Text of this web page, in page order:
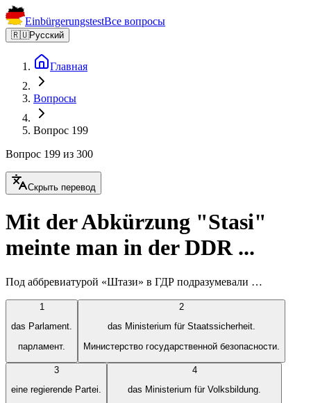
EinbürgerungstestВсе вопросы
🇷🇺Русский
Главная
Вопросы
Вопрос 199
Вопрос 199 из 300
Скрыть перевод
Mit der Abkürzung "Stasi"
meinte man in der DDR ...
Под аббревиатурой «Штази» в ГДР подразумевали …
1
das Parlament.
парламент.
2
das Ministerium für Staatssicherheit.
Министерство государственной безопасности.
3
eine regierende Partei.
4
das Ministerium für Volksbildung.